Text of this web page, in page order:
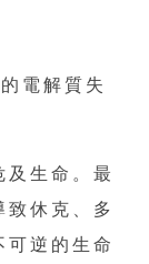
電解質失
生命。最
休克、多
逆的生命